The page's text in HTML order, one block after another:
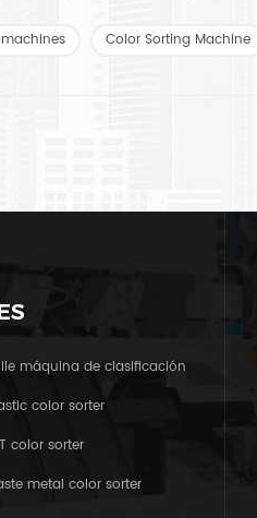
Color Sorting Machine
máquina de clasificación
color sorter
color sorter
metal color sorter